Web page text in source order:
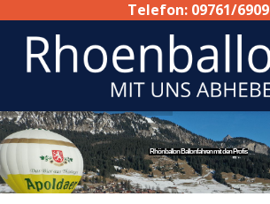
Telefon: 09761/6909
Rhönballon Ballonfahren mit den Profis